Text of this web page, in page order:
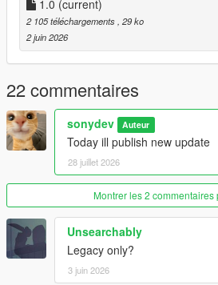
1.0 (current)
2 105 téléchargements , 29 ko
2 juin 2026
22 commentaires
sonydev Auteur
Today ill publish new update
28 juillet 2026
Montrer les 2 commentaires
Unsearchably
Legacy only?
3 juin 2026